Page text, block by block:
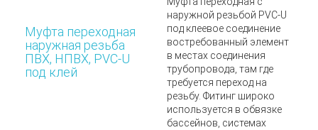
Муфта переходная
наружная резьба
ПВХ, НПВХ, PVC-U
под клей
наружной резьбой PVC-U
под клеевое соединение
востребованный элемент
в местах соединения
трубопровода, там где
требуется переход на
резьбу. Фитинг широко
используется в обвязке
бассейнов, системах